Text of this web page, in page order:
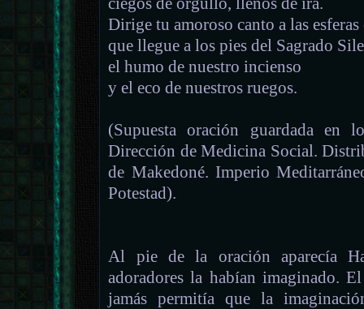
Dirige tu amoroso canto a las
que llegue a los pies del Sagrado
el humo de nuestro incienso
y el eco de nuestros ruegos.
(Supuesta oración guardada en
Dirección de Medicina Social.
de Makedoné. Imperio
Potestad).
Al pie de la oración aparecía
adoradores la habían imaginado.
jamás permitía que la